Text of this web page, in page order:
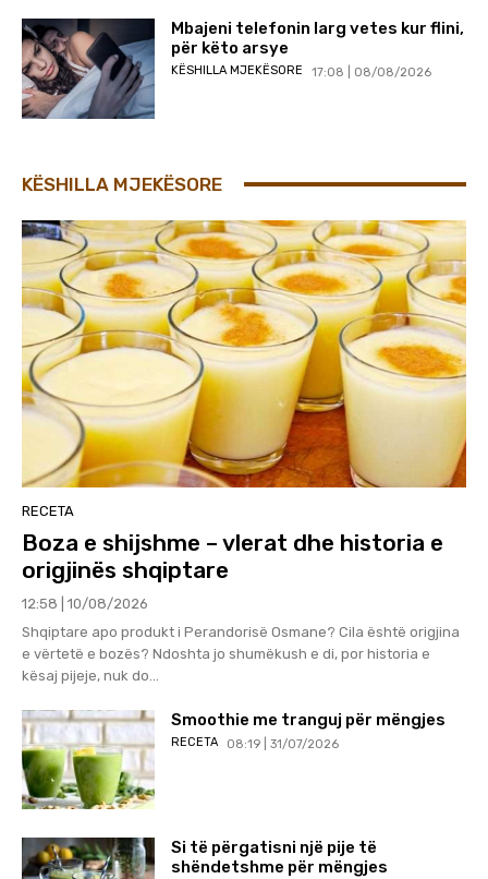
Mbajeni telefonin larg vetes kur flini,
për këto arsye
KËSHILLA MJEKËSORE 17:08 | 08/08/2026
KËSHILLA MJEKËSORE
RECETA
Boza e shijshme – vlerat dhe historia e
origjinës shqiptare
12:58 | 10/08/2026
Shqiptare apo produkt i Perandorisë Osmane? Cila është origjina
e vërtetë e bozës? Ndoshta jo shumëkush e di, por historia e
kësaj pijeje, nuk do...
Smoothie me tranguj për mëngjes
RECETA 08:19 | 31/07/2026
Si të përgatisni një pije të
shëndetshme për mëngjes